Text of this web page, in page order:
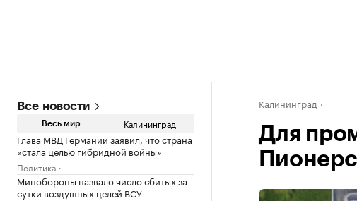
Все новости
Весь мир Калининград
Глава МВД Германии заявил, что страна
«стала целью гибридной войны»
Политика
Минобороны назвало число сбитых за
сутки воздушных целей ВСУ
Калининград
Для